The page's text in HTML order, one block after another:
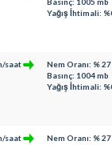
Yağış İhtimali:
saat
Nem Oranı: % 27
Basınç: 1004 mb
Yağış İhtimali:
saat
Nem Oranı: % 27